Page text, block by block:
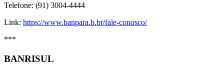
Telefone: (91) 3004-4444
Link: https://www.banpara.b.br/fale-conosco/
***
BANRISUL